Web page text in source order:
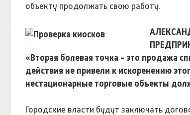
объекту продолжать свою работу.
«Вторая болевая точка - это продажа
действия не привели к искоренению
нестационарные торговые объекты
Городские власти будут заключать